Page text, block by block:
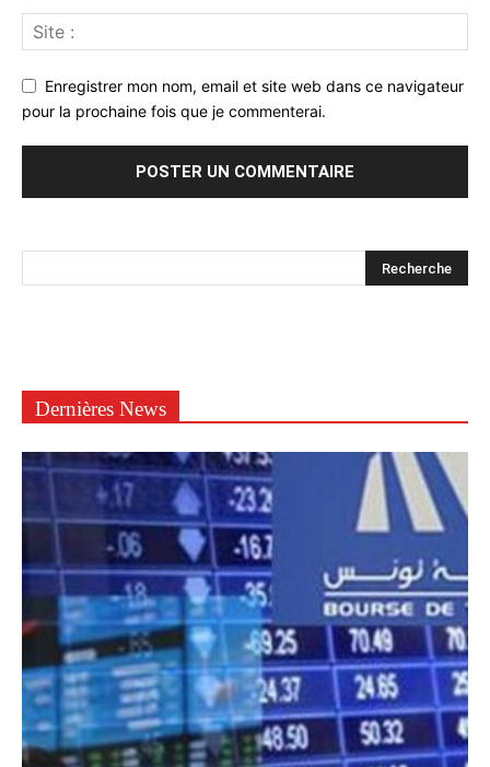
Enregistrer mon nom, email et site web dans ce navigateur
pour la prochaine fois que je commenterai.
Dernières News